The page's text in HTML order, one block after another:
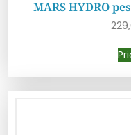
MARS HYDRO